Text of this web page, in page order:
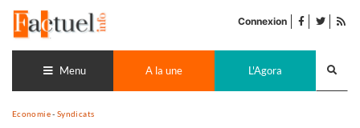
contenu
Connexion facebook
twitter
Menu A la une L'Agora
Economie- Syndicats